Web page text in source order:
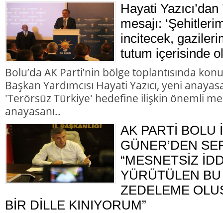
Hayati
mesajı:
incitecek,
tutum içerisinde
Bolu’da AK Parti’nin bölge toplantısında
Başkan Yardımcısı Hayati Yazıcı, yeni
'Terörsüz Türkiye' hedefine ilişkin önemli
anayasanı..
AK PARTİ BOLU
GÜNER’DEN
“MESNETSİZ
YÜRÜTÜLEN
ZEDELEME
BİR DİLLE KINIYORUM”